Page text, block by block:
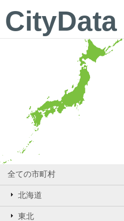
CityData
全ての市町村
北海道
東北